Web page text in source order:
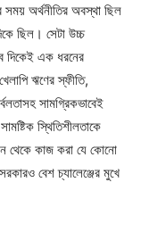
সময় অর্থনীতির অবস্থা ছিল
ছিল। সেটা উচ্চ
দিকেই এক ধরনের
ঋণের স্ফীতি,
সামগ্রিকভাবেই
স্থিতিশীলতাকে
থেকে কাজ করা যে কোনো
বেশ চ্যালেঞ্জের মুখে